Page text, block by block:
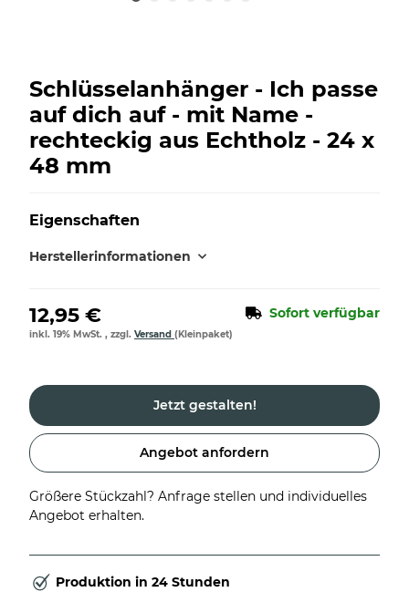
Schlüsselanhänger - Ich passe
auf dich auf - mit Name -
rechteckig aus Echtholz - 24 x
48 mm
Eigenschaften
Herstellerinformationen
12,95 € Sofort verfügbar
inkl. 19% MwSt. , zzgl. Versand (Kleinpaket)
Jetzt gestalten!
Angebot anfordern
Größere Stückzahl? Anfrage stellen und individuelles
Angebot erhalten.
Produktion in 24 Stunden